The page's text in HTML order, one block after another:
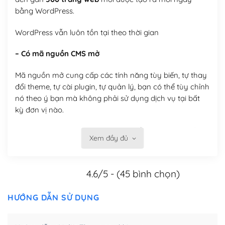
bằng WordPress.
WordPress vẫn luôn tồn tại theo thời gian
– Có mã nguồn CMS mở
Mã nguồn mở cung cấp các tính năng tùy biến, tự thay
đổi theme, tự cài plugin, tự quản lý, bạn có thể tùy chỉnh
nó theo ý bạn mà không phải sử dụng dịch vụ tại bất
kỳ đơn vị nào.
Xem đầy đủ
4.6/5 - (45 bình chọn)
HƯỚNG DẪN SỬ DỤNG